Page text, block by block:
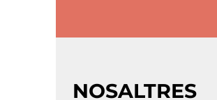
NOSALTRES